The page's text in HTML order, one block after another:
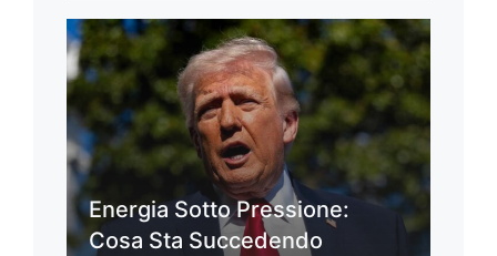
Energia Sotto Pressione:
Cosa Sta Succedendo